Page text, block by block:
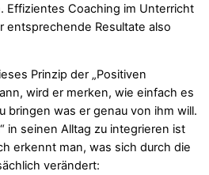
Effizientes Coaching im Unterricht
entsprechende Resultate also
Prinzip der „Positiven
wird er merken, wie einfach es
bringen was er genau von ihm will.
in seinen Alltag zu integrieren ist
erkennt man, was sich durch die
verändert: